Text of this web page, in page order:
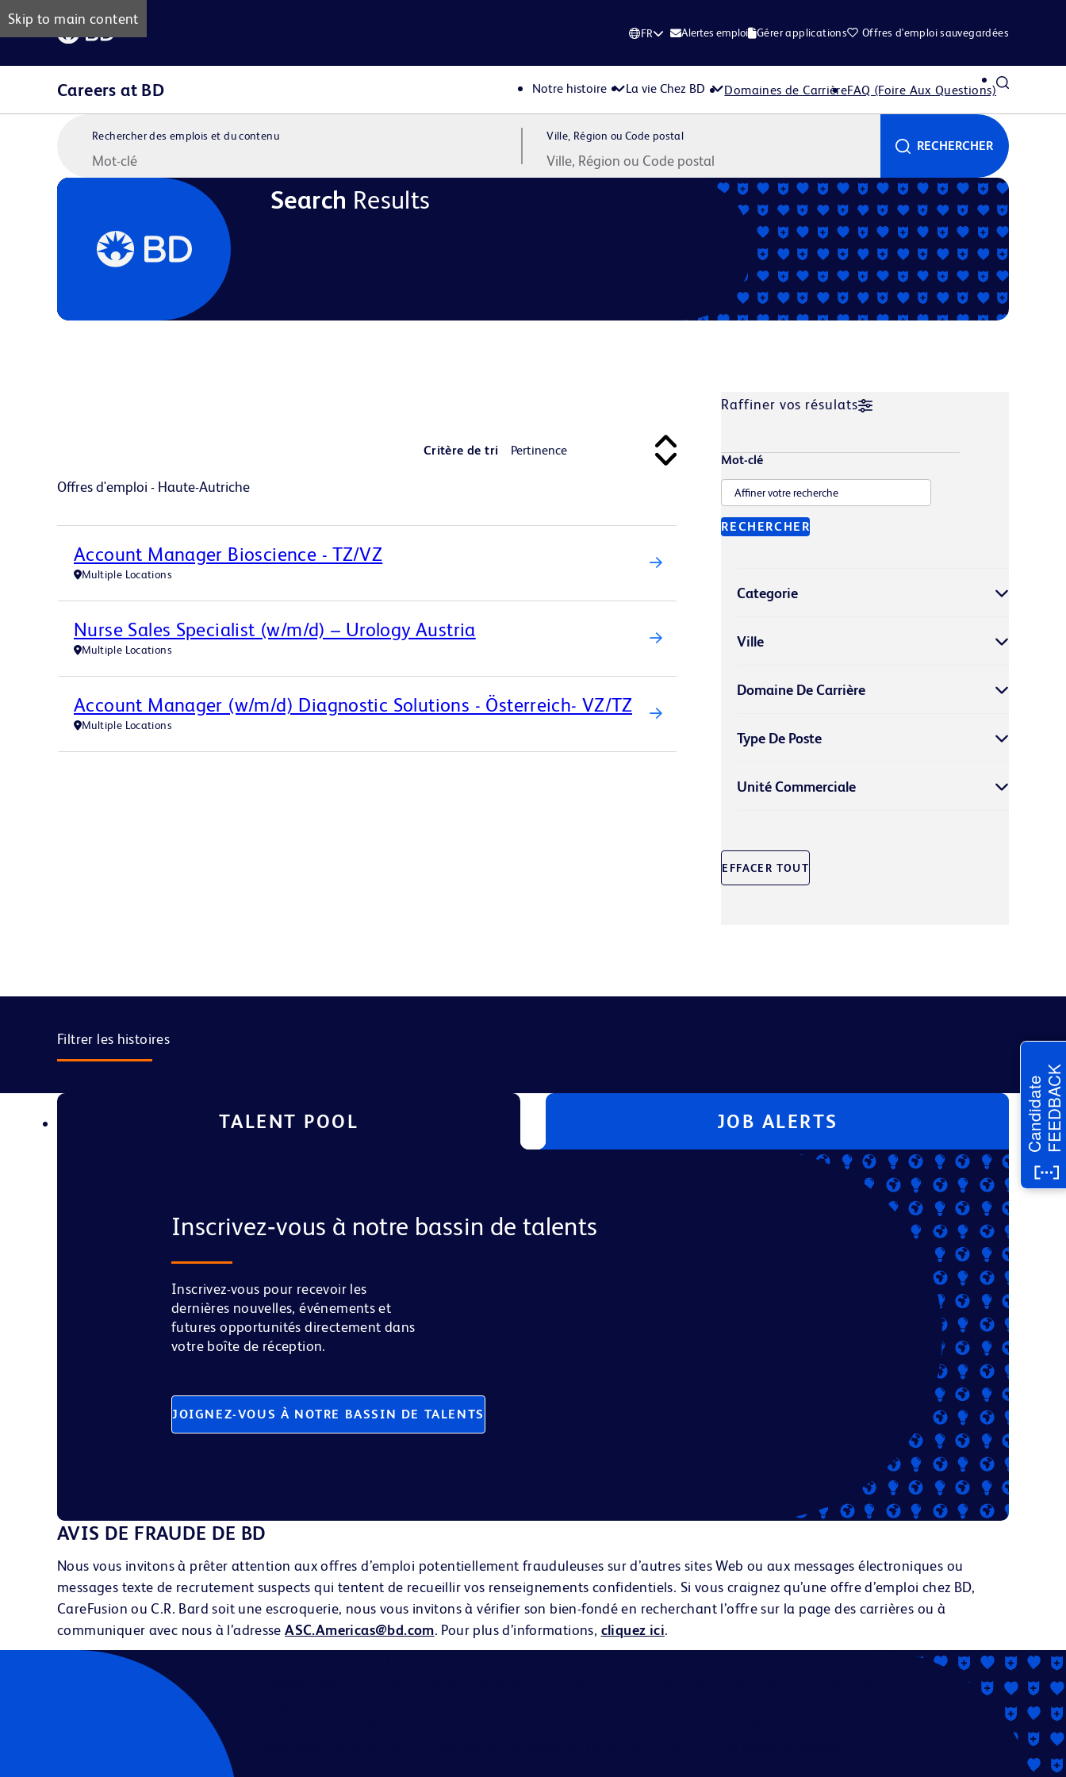
Skip to main content
FR Alertes emploi Gérer applications Offres d'emploi sauvegardées
Careers at BD Notre histoire La vie Chez BD Domaines de CarrièreFAQ (Foire Aux Questions)
Rechercher des emplois et du contenu Ville, Région ou Code postal
RECHERCHER
Search Results
Critère de tri
Offres d'emploi - Haute-Autriche
Account Manager Bioscience - TZ/VZ
Multiple Locations
Nurse Sales Specialist (w/m/d) – Urology Austria
Multiple Locations
Account Manager (w/m/d) Diagnostic Solutions - Österreich- VZ/TZ
Multiple Locations
Raffiner vos résulats
Mot-clé
RECHERCHER
Categorie
Ville
Domaine De Carrière
Type De Poste
Unité Commerciale
EFFACER TOUT
Filtrer les histoires
TALENT POOL JOB ALERTS
Inscrivez‑vous à notre bassin de talents
Inscrivez-vous pour recevoir les
dernières nouvelles, événements et
futures opportunités directement dans
votre boîte de réception.
JOIGNEZ-VOUS À NOTRE BASSIN DE TALENTS
AVIS DE FRAUDE DE BD
Nous vous invitons à prêter attention aux offres d’emploi potentiellement frauduleuses sur d’autres sites Web ou aux messages électroniques ou
messages texte de recrutement suspects qui tentent de recueillir vos renseignements confidentiels. Si vous craignez qu’une offre d’emploi chez BD,
CareFusion ou C.R. Bard soit une escroquerie, nous vous invitons à vérifier son bien-fondé en recherchant l’offre sur la page des carrières ou à
communiquer avec nous à l’adresseASC.Americas@bd.com. Pour plus d’informations, cliquez ici.
CandidateFEEDBACK